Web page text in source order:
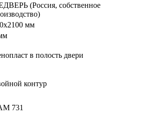
(Россия, собственное
мм
в полость двери
контур
731